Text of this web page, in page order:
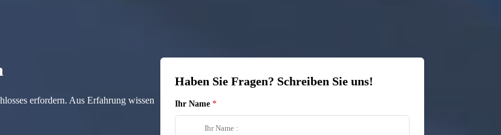
erfordern. Aus Erfahrung wissen
Haben Sie Fragen? Schreiben Sie uns!
Ihr Name